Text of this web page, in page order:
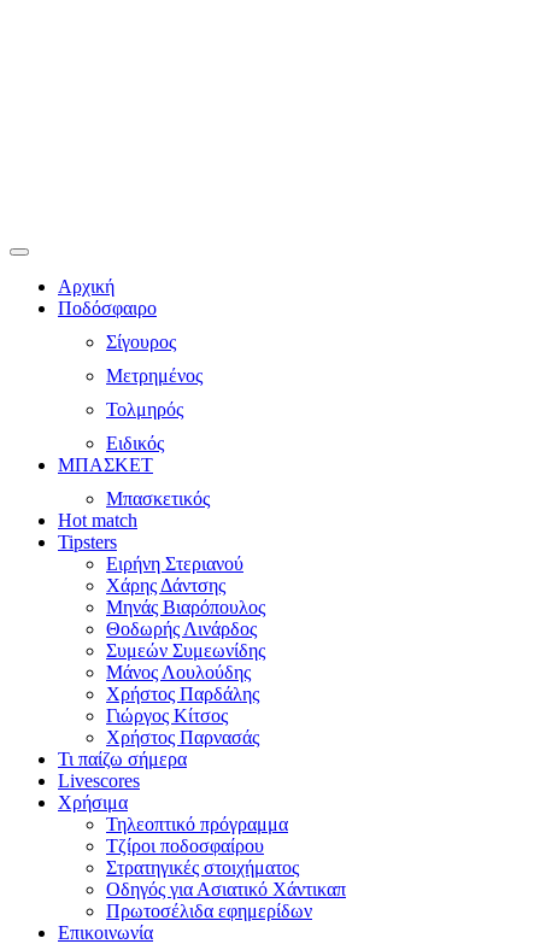
Αρχική
Ποδόσφαιρο
Σίγουρος
Μετρημένος
Τολμηρός
Ειδικός
ΜΠΑΣΚΕΤ
Μπασκετικός
Hot match
Tipsters
Ειρήνη Στεριανού
Χάρης Δάντσης
Μηνάς Βιαρόπουλος
Θοδωρής Λινάρδος
Συμεών Συμεωνίδης
Μάνος Λουλούδης
Χρήστος Παρδάλης
Γιώργος Κίτσος
Χρήστος Παρνασάς
Τι παίζω σήμερα
Livescores
Χρήσιμα
Τηλεοπτικό πρόγραμμα
Τζίροι ποδοσφαίρου
Στρατηγικές στοιχήματος
Οδηγός για Ασιατικό Χάντικαπ
Πρωτοσέλιδα εφημερίδων
Επικοινωνία